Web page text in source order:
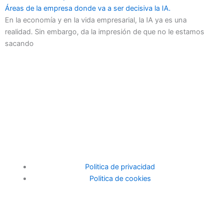
Áreas de la empresa donde va a ser decisiva la IA.
En la economía y en la vida empresarial, la IA ya es una
realidad. Sin embargo, da la impresión de que no le estamos
sacando
Politica de privacidad
Politica de cookies